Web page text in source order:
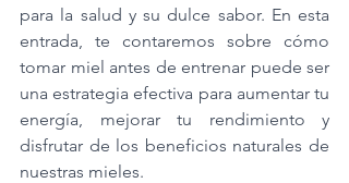
para la salud y su dulce sabor. En esta
entrada, te contaremos sobre cómo
tomar miel antes de entrenar puede ser
una estrategia efectiva para aumentar tu
energía, mejorar tu rendimiento y
disfrutar de los beneficios naturales de
nuestras mieles.